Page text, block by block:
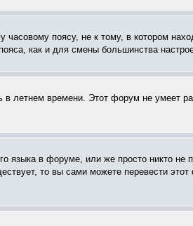
поясу, не к тому, в котором
как и для смены большинства
летнем времени. Этот форум не умеет
языка в форуме, или же просто никто
то вы сами можете перевести